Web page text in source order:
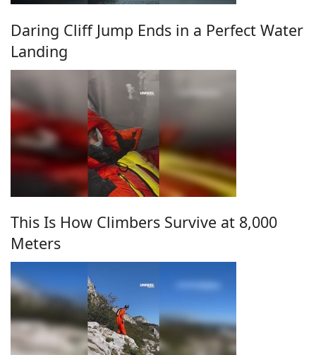
Daring Cliff Jump Ends in a Perfect Water
Landing
This Is How Climbers Survive at 8,000
Meters